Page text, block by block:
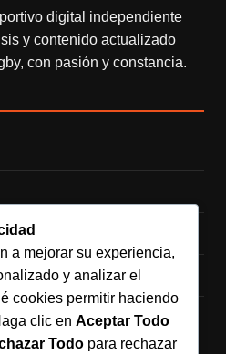
digital independiente
y contenido actualizado
con pasión y constancia.
a mejorar su experiencia,
y analizar el
cookies permitir haciendo
clic en Aceptar Todo
Todo para rechazar